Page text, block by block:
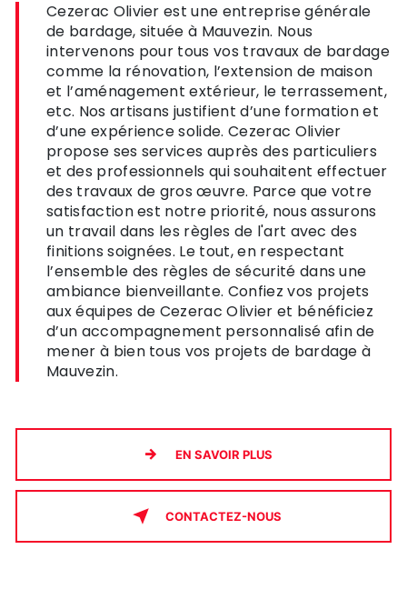
Cezerac Olivier est une entreprise générale
de bardage, située à Mauvezin. Nous
intervenons pour tous vos travaux de bardage
comme la rénovation, l’extension de maison
et l’aménagement extérieur, le terrassement,
etc. Nos artisans justifient d’une formation et
d’une expérience solide. Cezerac Olivier
propose ses services auprès des particuliers
et des professionnels qui souhaitent effectuer
des travaux de gros œuvre. Parce que votre
satisfaction est notre priorité, nous assurons
un travail dans les règles de l'art avec des
finitions soignées. Le tout, en respectant
l’ensemble des règles de sécurité dans une
ambiance bienveillante. Confiez vos projets
aux équipes de Cezerac Olivier et bénéficiez
d’un accompagnement personnalisé afin de
mener à bien tous vos projets de bardage à
Mauvezin.
EN SAVOIR PLUS
CONTACTEZ-NOUS